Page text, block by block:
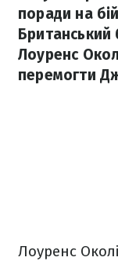
поради на
Британський
Лоуренс
перемогти
Лоуренс